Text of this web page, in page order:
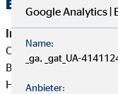
Beschwerde-/
Interne
OVB
Bereich
Heumarkt 1
Google Analytics |
Name:
_ga, _gat_UA-
Anbieter: